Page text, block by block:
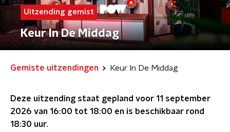
Uitzending gemist
Keur In De Middag
Gemiste uitzendingen Keur In De Middag
Deze uitzending staat gepland voor 11 september
2026 van 16:00 tot 18:00 en is beschikbaar rond
18:30 uur.